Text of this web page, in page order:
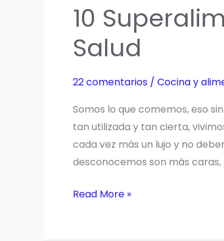
10
Salud
22 comentarios / Cocina y
Somos lo que comemos, eso
tan utilizada y tan cierta,
cada vez más un lujo y no
desconocemos son más
10
Read More »